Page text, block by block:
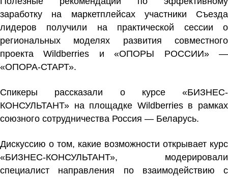
заработку на маркетплейсах участники Съезда
лидеров получили на практической сессии о
региональных моделях развития совместного
проекта Wildberries и «ОПОРЫ РОССИИ» —
«ОПОРА-СТАРТ».
Спикеры рассказали о курсе «БИЗНЕС-
КОНСУЛЬТАНТ» на площадке Wildberries в рамках
союзного сотрудничества Россия — Беларусь.
Дискуссию о том, какие возможности открывает курс
«БИЗНЕС-КОНСУЛЬТАНТ», модерировали
специалист направления по взаимодействию с